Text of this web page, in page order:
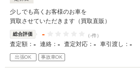
少しでも高くお客様のお車を
買取させていただきます（買取直販）
総合評価 - （-件）
査定額： - 連絡： - 査定対応： - 車引渡し： -
出張OK 事故車OK